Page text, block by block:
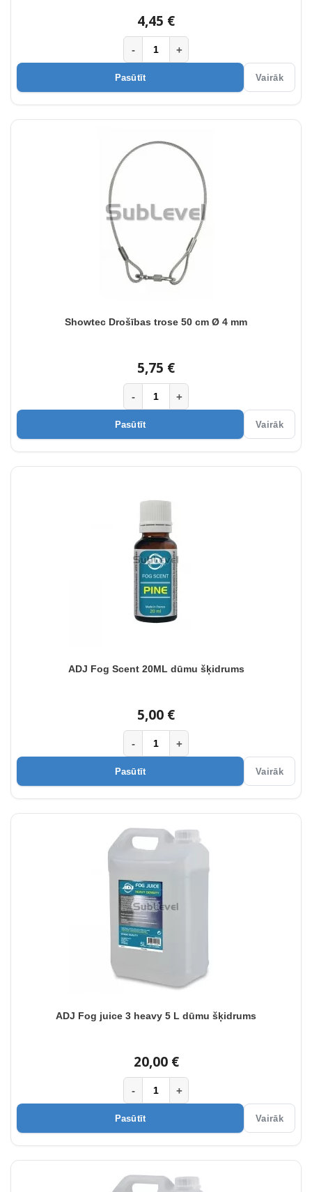
4,45 €
- +
Pasūtīt Vairāk
Showtec Drošības trose 50 cm Ø 4 mm
5,75 €
- +
Pasūtīt Vairāk
ADJ Fog Scent 20ML dūmu šķidrums
5,00 €
- +
Pasūtīt Vairāk
ADJ Fog juice 3 heavy 5 L dūmu šķidrums
20,00 €
- +
Pasūtīt Vairāk